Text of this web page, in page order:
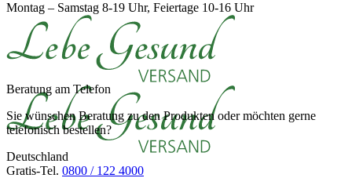
Montag – Samstag 8-19 Uhr, Feiertage 10-16 Uhr
Beratung am Telefon
Sie wünschen Beratung zu den Produkten oder möchten gerne
telefonisch bestellen?
Deutschland
Gratis-Tel. 0800 / 122 4000